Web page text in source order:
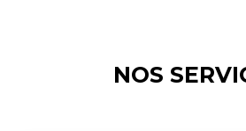
NOS